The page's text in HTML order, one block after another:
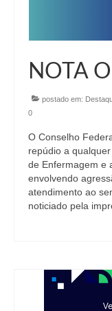
NOTA
postado em:
0
O Conselho
repúdio a
de Enfermagem e
envolvendo
atendimento ao
noticiado pela